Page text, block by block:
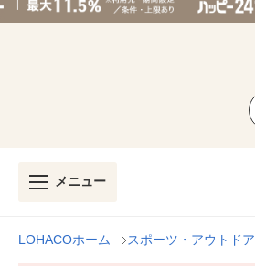
メニュー
LOHACOホーム スポーツ・アウトドア